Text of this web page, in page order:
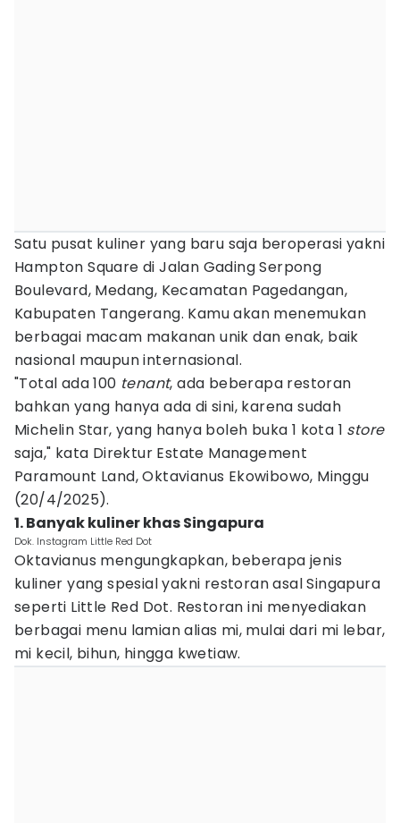
Satu pusat kuliner yang baru saja beroperasi yakni
Hampton Square di Jalan Gading Serpong
Boulevard, Medang, Kecamatan Pagedangan,
Kabupaten Tangerang. Kamu akan menemukan
berbagai macam makanan unik dan enak, baik
nasional maupun internasional.
"Total ada 100 tenant, ada beberapa restoran
bahkan yang hanya ada di sini, karena sudah
Michelin Star, yang hanya boleh buka 1 kota 1 store
saja," kata Direktur Estate Management
Paramount Land, Oktavianus Ekowibowo, Minggu
(20/4/2025).
1. Banyak kuliner khas Singapura
Dok. Instagram Little Red Dot
Oktavianus mengungkapkan, beberapa jenis
kuliner yang spesial yakni restoran asal Singapura
seperti Little Red Dot. Restoran ini menyediakan
berbagai menu lamian alias mi, mulai dari mi lebar,
mi kecil, bihun, hingga kwetiaw.